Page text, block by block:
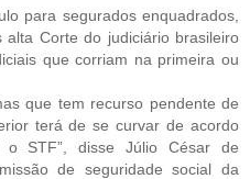
para segurados enquadrados,
Corte do judiciário brasileiro
que corriam na primeira ou
que tem recurso pendente de
terá de se curvar de acordo
STF”, disse Júlio César de
de seguridade social da